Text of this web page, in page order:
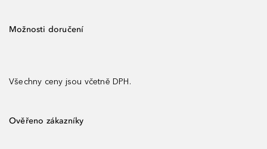
Možnosti doručení
Všechny ceny jsou včetně DPH.
Ověřeno zákazníky